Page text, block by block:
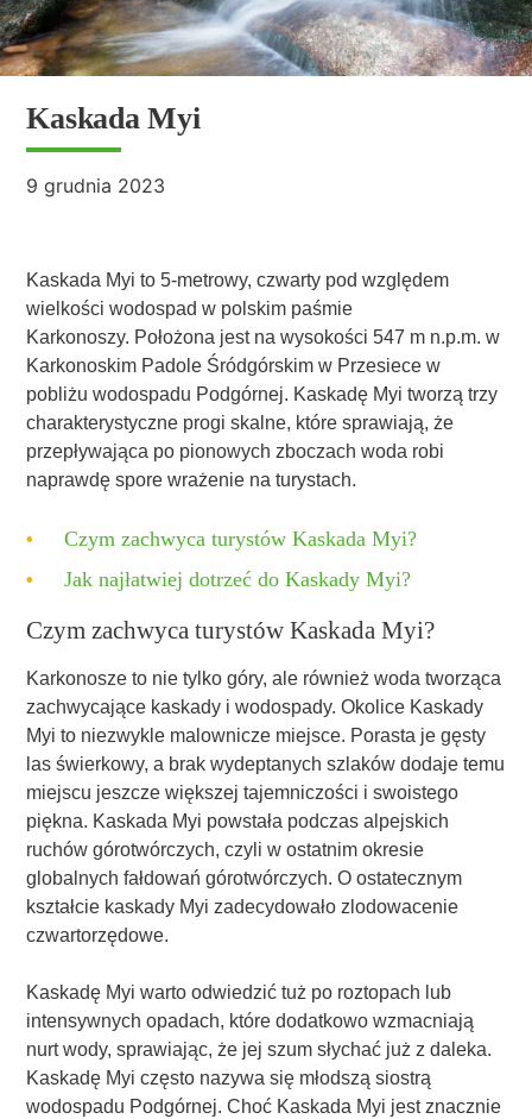
Kaskada Myi
9 grudnia 2023
Kaskada Myi to 5-metrowy, czwarty pod względem
wielkości wodospad w polskim paśmie
Karkonoszy. Położona jest na wysokości 547 m n.p.m. w
Karkonoskim Padole Śródgórskim w Przesiece w
pobliżu wodospadu Podgórnej. Kaskadę Myi tworzą trzy
charakterystyczne progi skalne, które sprawiają, że
przepływająca po pionowych zboczach woda robi
naprawdę spore wrażenie na turystach.
Czym zachwyca turystów Kaskada Myi?
Jak najłatwiej dotrzeć do Kaskady Myi?
Czym zachwyca turystów Kaskada Myi?
Karkonosze to nie tylko góry, ale również woda tworząca
zachwycające kaskady i wodospady. Okolice Kaskady
Myi to niezwykle malownicze miejsce. Porasta je gęsty
las świerkowy, a brak wydeptanych szlaków dodaje temu
miejscu jeszcze większej tajemniczości i swoistego
piękna. Kaskada Myi powstała podczas alpejskich
ruchów górotwórczych, czyli w ostatnim okresie
globalnych fałdowań górotwórczych. O ostatecznym
kształcie kaskady Myi zadecydowało zlodowacenie
czwartorzędowe.
Kaskadę Myi warto odwiedzić tuż po roztopach lub
intensywnych opadach, które dodatkowo wzmacniają
nurt wody, sprawiając, że jej szum słychać już z daleka.
Kaskadę Myi często nazywa się młodszą siostrą
wodospadu Podgórnej. Choć Kaskada Myi jest znacznie